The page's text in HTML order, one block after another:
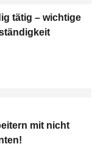
tätig – wichtige
mit nicht